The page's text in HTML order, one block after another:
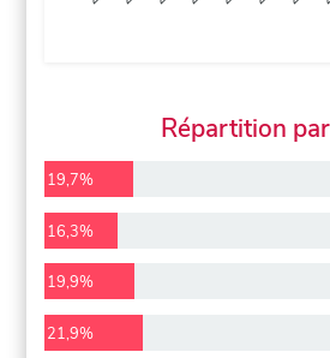
Répartition
19,7%
16,3%
19,9%
21,9%